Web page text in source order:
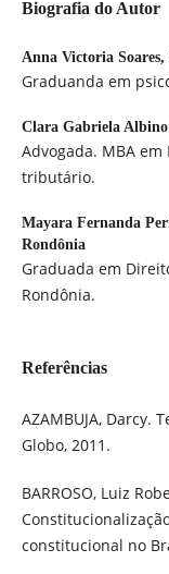
Biografia do Autor
Anna Victoria Soares,
Graduanda em
Clara Gabriela Albino
Advogada. MBA
tributário.
Mayara Fernanda
Rondônia
Graduada em
Rondônia.
Referências
AZAMBUJA, Darcy.
Globo, 2011.
BARROSO, Luiz
constitucional no